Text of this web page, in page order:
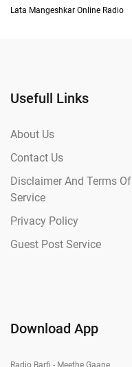
Lata Mangeshkar Online Radio
Usefull Links
About Us
Contact Us
Disclaimer And Terms Of
Service
Privacy Policy
Guest Post Service
Download App
Radio Barfi - Meethe Gaane